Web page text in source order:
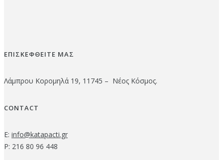
ΕΠΙΣΚΕΦΘΕΙΤΕ ΜΑΣ
Λάμπρου Κορομηλά 19, 11745 – Νέος Κόσμος.
CONTACT
E: info@katapacti.gr
P: 216 80 96 448